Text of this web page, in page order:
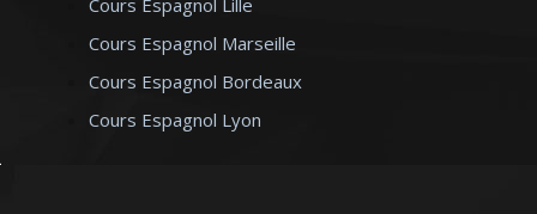
Cours Espagnol Lille
Cours Espagnol Marseille
Cours Espagnol Bordeaux
Cours Espagnol Lyon